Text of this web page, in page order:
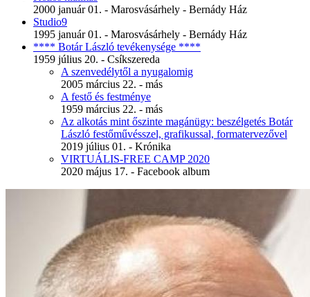
2000 január 01. - Marosvásárhely - Bernády Ház
Studio9
1995 január 01. - Marosvásárhely - Bernády Ház
**** Botár László tevékenysége ****
1959 július 20. - Csíkszereda
A szenvedélytől a nyugalomig
2005 március 22. - más
A festő és festménye
1959 március 22. - más
Az alkotás mint őszinte magánügy: beszélgetés Botár
László festőművésszel, grafikussal, formatervezővel
2019 július 01. - Krónika
VIRTUÁLIS-FREE CAMP 2020
2020 május 17. - Facebook album